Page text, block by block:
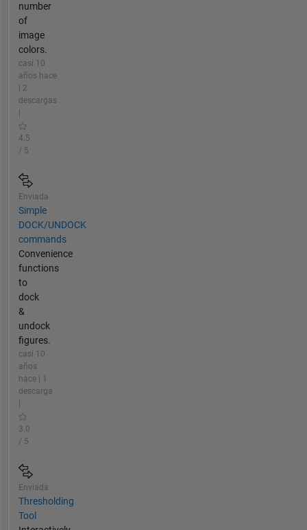
number
of
image
colors.
casi 10
años hace
| 2
descargas
4.5
/ 5
Enviada
Simple
DOCK/UNDOCK
commands
Convenience
functions
to
dock
&
undock
figures.
casi 10
años
hace | 1
descarga
3.0
/ 5
Enviada
Thresholding
Tool